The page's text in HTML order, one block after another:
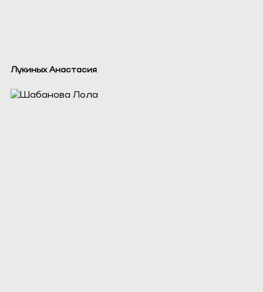
Лукиных Анастасия